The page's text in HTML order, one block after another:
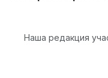
Наша редакция